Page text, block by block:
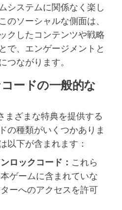
システムに関係なく楽し
のソーシャルな側面は、
クしたコンテンツや戦略
で、エンゲージメントと
つながります。
ードの一般的な
さまざまな特典を提供する
の種類がいくつかありま
以下が含まれます：
ロックコード： これら
ゲームに含まれていな
ーへのアクセスを許可